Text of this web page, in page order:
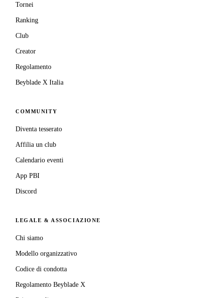
Tornei
Ranking
Club
Creator
Regolamento
Beyblade X Italia
COMMUNITY
Diventa tesserato
Affilia un club
Calendario eventi
App PBI
Discord
LEGALE & ASSOCIAZIONE
Chi siamo
Modello organizzativo
Codice di condotta
Regolamento Beyblade X